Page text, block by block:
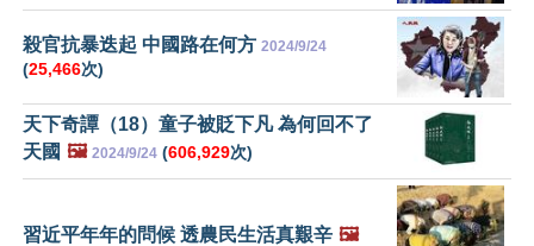
殺官抗暴迭起 中國路在何方 2024/9/24
(25,466次)
天下奇譚（18）童子被貶下凡 為何回不了
天國 🖼️ 2024/9/24 (606,929次)
習近平年年的問候 透農民生活真艱辛 🖼️